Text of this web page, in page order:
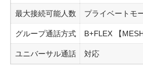
最大接続可能人数 プライベートモ
グループ通話方式 B+FLEX 【
ユニバーサル通話 対応